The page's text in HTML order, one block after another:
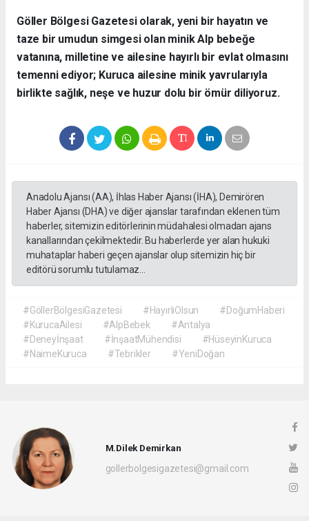
​Göller Bölgesi Gazetesi olarak, yeni bir hayatın ve
taze bir umudun simgesi olan minik Alp bebeğe
vatanına, milletine ve ailesine hayırlı bir evlat olmasını
temenni ediyor; Kuruca ailesine minik yavrularıyla
birlikte sağlık, neşe ve huzur dolu bir ömür diliyoruz.
Anadolu Ajansı (AA), İhlas Haber Ajansı (İHA), Demirören
Haber Ajansı (DHA) ve diğer ajanslar tarafından eklenen tüm
haberler, sitemizin editörlerinin müdahalesi olmadan ajans
kanallarından çekilmektedir. Bu haberlerde yer alan hukuki
muhataplar haberi geçen ajanslar olup sitemizin hiç bir
editörü sorumlu tutulamaz...
#GöllerBölgesiGazetesi #HayırlıOlsun
#DoğumHaberi
#KurucaAilesi
#AlpBebek
#Antalya
#Deneyİnşaat
#İnşaatMühendisi
#HüseyinKuruca
#NaimeKuruca
#Tebrikler #YeniDoğan
M.Dilek Demirkan
gollerbolgesigazetesi@gmail.com